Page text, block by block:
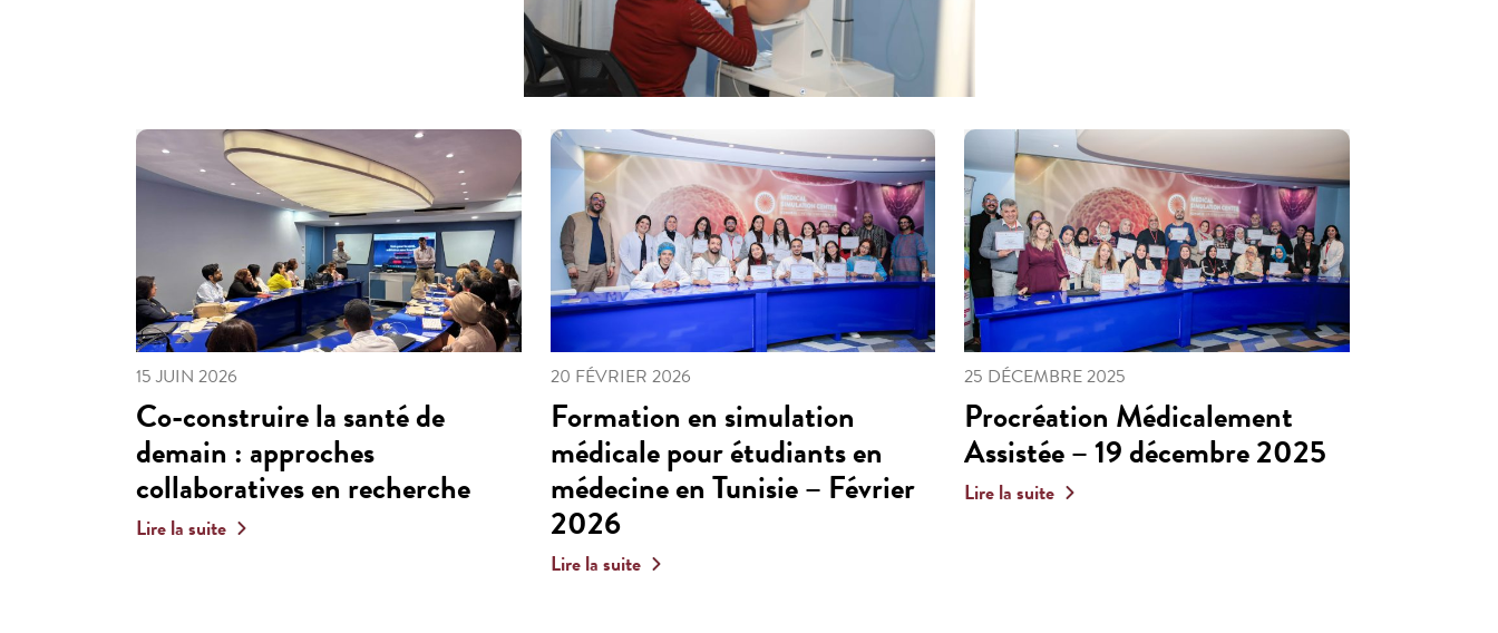
15 JUIN 2026
Co-construire la santé de
demain : approches
collaboratives en recherche
Lire la suite
20 FÉVRIER 2026
Formation en simulation
médicale pour étudiants en
médecine en Tunisie – Février
2026
Lire la suite
25 DÉCEMBRE 2025
Procréation Médicalement
Assistée – 19 décembre 2025
Lire la suite